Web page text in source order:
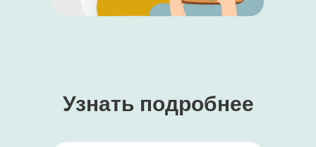
Узнать подробнее